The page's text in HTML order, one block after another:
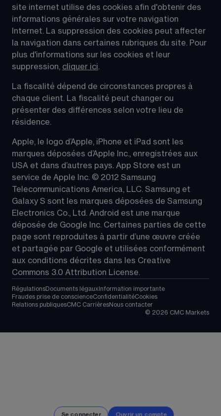
Se connecter Ouvrir un compte
site internet utilise des cookies afin d'obtenir des
informations générales sur votre navigation
Internet. La suppression des cookies peut affecter
la navigation dans certaines rubriques du site. Pour
plus d'informations sur les cookies et leur
suppression, cliquer ici.
La fiscalité dépend de circonstances propres à
chaque client. La fiscalité peut changer ou
présenter des différences selon votre lieu de
résidence.
Apple, le logo d’Apple, iPhone et iPad sont les
marques déposées d’Apple Inc., enregistrées aux
USA et dans d’autres pays. App Store est un
service de Apple Inc. © 2012 Samsung
Telecommunications America, LLC. Samsung et
Galaxy S sont les marques déposées de Samsung
Electronics Co., Ltd. Android est une marque
déposée de Google Inc. Certaines parties de cette
page sont reproduites à partir d’une œuvre créée
et partagée par Google et utilisées conformément
aux conditions décrites dans les Creative
Commons 3.0 Attribution License.
RégulationsDocuments légaux Information importante
Fraudes prise de conscienceConfidentialitéCookies
Relations publiquesCMC CarrièresNous contacter
© 2026 CMC Markets